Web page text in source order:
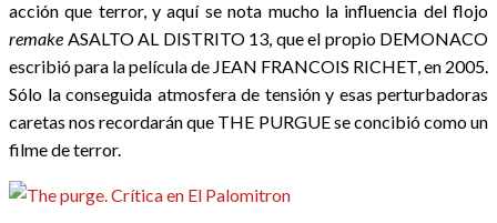
acción que terror, y aquí se nota mucho la influencia del flojo
remake ASALTO AL DISTRITO 13, que el propio DEMONACO
escribió para la película de JEAN FRANCOIS RICHET, en 2005.
Sólo la conseguida atmosfera de tensión y esas perturbadoras
caretas nos recordarán que THE PURGUE se concibió como un
filme de terror.